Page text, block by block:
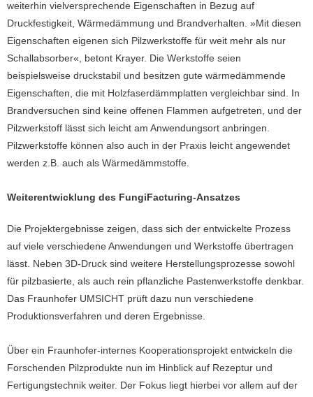
weiterhin vielversprechende Eigenschaften in Bezug auf
Druckfestigkeit, Wärmedämmung und Brandverhalten. »Mit diesen
Eigenschaften eigenen sich Pilzwerkstoffe für weit mehr als nur
Schallabsorber«, betont Krayer. Die Werkstoffe seien
beispielsweise druckstabil und besitzen gute wärmedämmende
Eigenschaften, die mit Holzfaserdämmplatten vergleichbar sind. In
Brandversuchen sind keine offenen Flammen aufgetreten, und der
Pilzwerkstoff lässt sich leicht am Anwendungsort anbringen.
Pilzwerkstoffe können also auch in der Praxis leicht angewendet
werden z.B. auch als Wärmedämmstoffe.
Weiterentwicklung des FungiFacturing-Ansatzes
Die Projektergebnisse zeigen, dass sich der entwickelte Prozess
auf viele verschiedene Anwendungen und Werkstoffe übertragen
lässt. Neben 3D-Druck sind weitere Herstellungsprozesse sowohl
für pilzbasierte, als auch rein pflanzliche Pastenwerkstoffe denkbar.
Das Fraunhofer UMSICHT prüft dazu nun verschiedene
Produktionsverfahren und deren Ergebnisse.
Über ein Fraunhofer-internes Kooperationsprojekt entwickeln die
Forschenden Pilzprodukte nun im Hinblick auf Rezeptur und
Fertigungstechnik weiter. Der Fokus liegt hierbei vor allem auf der